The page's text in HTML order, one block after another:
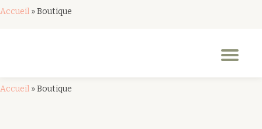
Accueil »Boutique
Accueil »Boutique